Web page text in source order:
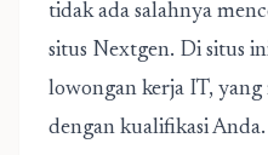
tidak ada salahnya
situs Nextgen. Di situs
lowongan kerja IT, yang
dengan kualifikasi